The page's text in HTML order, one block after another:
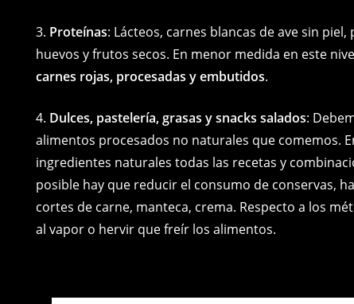
3. Proteínas: Lácteos, carnes blancas de ave sin
huevos y frutos secos. En menor medida en este
carnes rojas, procesadas y embutidos.
4. Dulces, pastelería, grasas y snacks salados:
alimentos procesados no naturales que comemos.
ingredientes naturales todas las recetas y
posible hay que reducir el consumo de conservas,
cortes de carne, manteca, crema. Respecto a los
al vapor o hervir que freír los alimentos.